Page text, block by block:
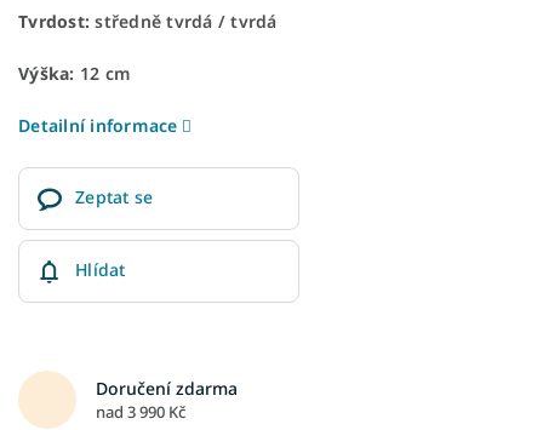
Tvrdost: středně tvrdá / tvrdá
Výška: 12 cm
Detailní informace
Zeptat se
Hlídat
Doručení zdarma
nad 3 990 Kč